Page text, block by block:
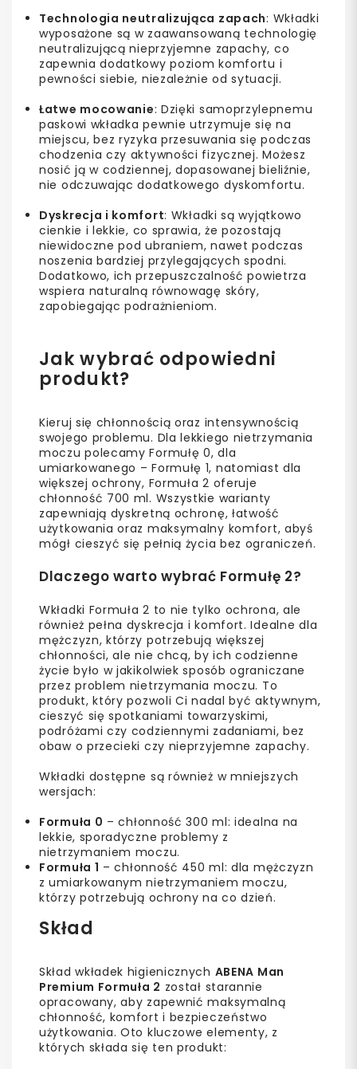
Technologia neutralizująca zapach: Wkładki
wyposażone są w zaawansowaną technologię
neutralizującą nieprzyjemne zapachy, co
zapewnia dodatkowy poziom komfortu i
pewności siebie, niezależnie od sytuacji.
Łatwe mocowanie: Dzięki samoprzylepnemu
paskowi wkładka pewnie utrzymuje się na
miejscu, bez ryzyka przesuwania się podczas
chodzenia czy aktywności fizycznej. Możesz
nosić ją w codziennej, dopasowanej bieliźnie,
nie odczuwając dodatkowego dyskomfortu.
Dyskrecja i komfort: Wkładki są wyjątkowo
cienkie i lekkie, co sprawia, że pozostają
niewidoczne pod ubraniem, nawet podczas
noszenia bardziej przylegających spodni.
Dodatkowo, ich przepuszczalność powietrza
wspiera naturalną równowagę skóry,
zapobiegając podrażnieniom.
Jak wybrać odpowiedni
produkt?
Kieruj się chłonnością oraz intensywnością
swojego problemu. Dla lekkiego nietrzymania
moczu polecamy Formułę 0, dla
umiarkowanego – Formułę 1, natomiast dla
większej ochrony, Formuła 2 oferuje
chłonność 700 ml. Wszystkie warianty
zapewniają dyskretną ochronę, łatwość
użytkowania oraz maksymalny komfort, abyś
mógł cieszyć się pełnią życia bez ograniczeń.
Dlaczego warto wybrać Formułę 2?
Wkładki Formuła 2 to nie tylko ochrona, ale
również pełna dyskrecja i komfort. Idealne dla
mężczyzn, którzy potrzebują większej
chłonności, ale nie chcą, by ich codzienne
życie było w jakikolwiek sposób ograniczane
przez problem nietrzymania moczu. To
produkt, który pozwoli Ci nadal być aktywnym,
cieszyć się spotkaniami towarzyskimi,
podróżami czy codziennymi zadaniami, bez
obaw o przecieki czy nieprzyjemne zapachy.
Wkładki dostępne są również w mniejszych
wersjach:
Formuła 0 – chłonność 300 ml: idealna na
lekkie, sporadyczne problemy z
nietrzymaniem moczu.
Formuła 1 – chłonność 450 ml: dla mężczyzn
z umiarkowanym nietrzymaniem moczu,
którzy potrzebują ochrony na co dzień.
Skład
Skład wkładek higienicznych ABENA Man
Premium Formuła 2 został starannie
opracowany, aby zapewnić maksymalną
chłonność, komfort i bezpieczeństwo
użytkowania. Oto kluczowe elementy, z
których składa się ten produkt: